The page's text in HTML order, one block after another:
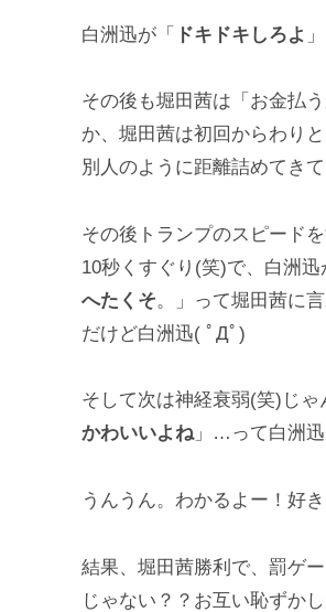
白洲迅が「 ドキドキしろよ
その後も堀田茜は「お金払
か、堀田茜は初回からわり
別人のように距離詰めてき
その後トランプのスピード
10秒くすぐり(笑)で、白洲
へたくそ。」って堀田茜に
だけど白洲迅( ﾟДﾟ)
そして次は神経衰弱(笑)じ
かわいいよね」…って白洲迅
うんうん。わかるよー！好
結果、堀田茜勝利で、罰ゲ
じゃない？？お互い恥ずか